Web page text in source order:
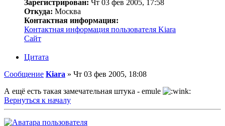
Зарегистрирован: Чт 03 фев 2005, 17:58
Откуда: Москва
Контактная информация:
Контактная информация пользователя Kiara
Сайт
Цитата
Сообщение Kiara » Чт 03 фев 2005, 18:08
А ещё есть такая замечательная штука - emule
Вернуться к началу